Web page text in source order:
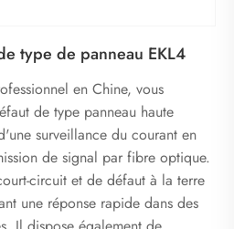
type de panneau EKL4
en Chine, vous
de type panneau haute
surveillance du courant en
de signal par fibre optique.
circuit et de défaut à la terre
une réponse rapide dans des